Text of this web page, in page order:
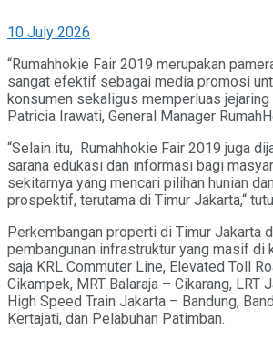
Hijau
10 July 2026
“Rumahhokie Fair 2019 merupakan
sangat efektif sebagai media promosi
konsumen sekaligus memperluas jejaring
Patricia Irawati, General Manager
“Selain itu, Rumahhokie Fair 2019 juga
sarana edukasi dan informasi bagi
sekitarnya yang mencari pilihan hunian
prospektif, terutama di Timur Jakarta,“
Perkembangan properti di Timur Jakarta
pembangunan infrastruktur yang masif di
saja KRL Commuter Line, Elevated Toll
Cikampek, MRT Balaraja – Cikarang, LRT
High Speed Train Jakarta – Bandung,
Kertajati, dan Pelabuhan Patimban.